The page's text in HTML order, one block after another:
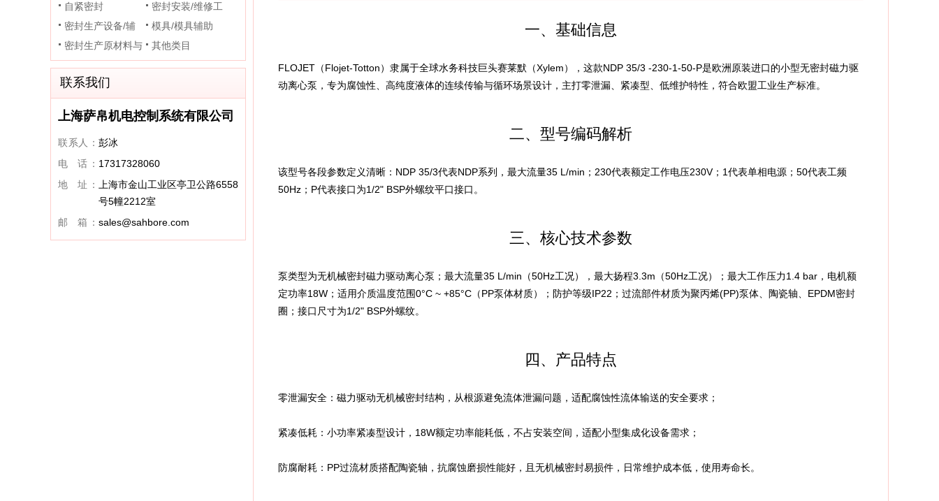
件自紧密封
密封安装/维修工
具
密封生产设备/辅
助装置
模具/模具辅助
密封生产原材料与
其他类目
联系我们
上海萨帛机电控制系统有限公司
联系人： 彭冰
电 话： 17317328060
地 址：
上海市金山工业区亭卫公路6558
号5幢2212室
邮 箱： sales@sahbore.com
一、基础信息
FLOJET（Flojet-Totton）隶属于全球水务科技巨头赛莱默（Xylem），这款NDP 35/3 -230-1-50-P是欧洲原装进口的小型无密封磁力驱
动离心泵，专为腐蚀性、高纯度液体的连续传输与循环场景设计，主打零泄漏、紧凑型、低维护特性，符合欧盟工业生产标准。
二、型号编码解析
该型号各段参数定义清晰：NDP 35/3代表NDP系列，最大流量35 L/min；230代表额定工作电压230V；1代表单相电源；50代表工频
50Hz；P代表接口为1/2" BSP外螺纹平口接口。
三、核心技术参数
泵类型为无机械密封磁力驱动离心泵；最大流量35 L/min（50Hz工况），最大扬程3.3m（50Hz工况）；最大工作压力1.4 bar，电机额
定功率18W；适用介质温度范围0°C ~ +85°C（PP泵体材质）；防护等级IP22；过流部件材质为聚丙烯(PP)泵体、陶瓷轴、EPDM密封
圈；接口尺寸为1/2" BSP外螺纹。
四、产品特点
零泄漏安全：磁力驱动无机械密封结构，从根源避免流体泄漏问题，适配腐蚀性流体输送的安全要求；
紧凑低耗：小功率紧凑型设计，18W额定功率能耗低，不占安装空间，适配小型集成化设备需求；
防腐耐耗：PP过流材质搭配陶瓷轴，抗腐蚀磨损性能好，且无机械密封易损件，日常维护成本低，使用寿命长。